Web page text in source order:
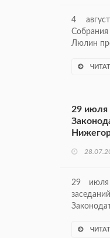
4
Люлин
29 июля
29